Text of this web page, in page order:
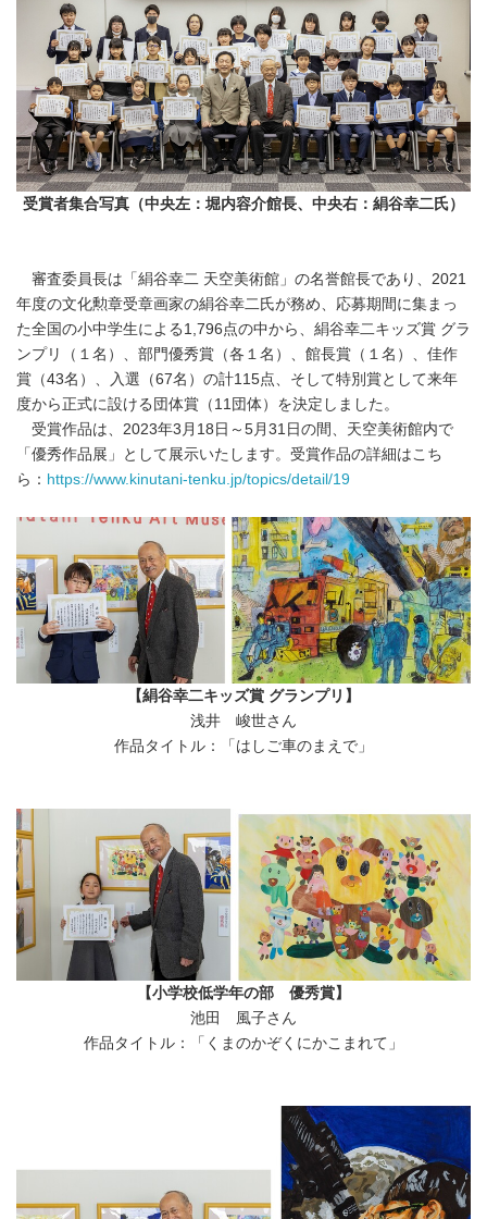
受賞者集合写真（中央左：堀内容介館長、中央右：絹谷幸二氏）
審査委員長は「絹谷幸二 天空美術館」の名誉館長であり、2021
年度の文化勲章受章画家の絹谷幸二氏が務め、応募期間に集まっ
た全国の小中学生による1,796点の中から、絹谷幸二キッズ賞 グラ
ンプリ（１名）、部門優秀賞（各１名）、館長賞（１名）、佳作
賞（43名）、入選（67名）の計115点、そして特別賞として来年
度から正式に設ける団体賞（11団体）を決定しました。
受賞作品は、2023年3月18日～5月31日の間、天空美術館内で
「優秀作品展」として展示いたします。受賞作品の詳細はこち
ら： https://www.kinutani-tenku.jp/topics/detail/19
【絹谷幸二キッズ賞 グランプリ】
浅井 峻世さん
作品タイトル：「はしご車のまえで」
【小学校低学年の部 優秀賞】
池田 風子さん
作品タイトル：「くまのかぞくにかこまれて」